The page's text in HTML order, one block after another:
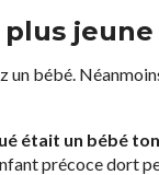
un bébé.
était un bébé
précoce dort